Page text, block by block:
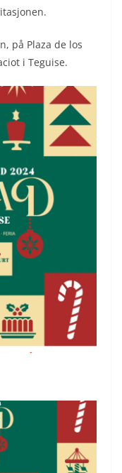
på Plaza de los
i Teguise.